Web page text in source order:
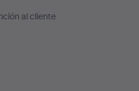
al cliente